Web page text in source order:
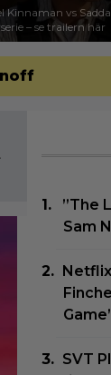
Kinnaman vs
– se trailern här
”The
Sam
SVT